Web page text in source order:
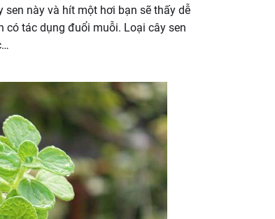
này và hít một hơi bạn sẽ thấy dễ
có tác dụng đuổi muỗi. Loại cây sen